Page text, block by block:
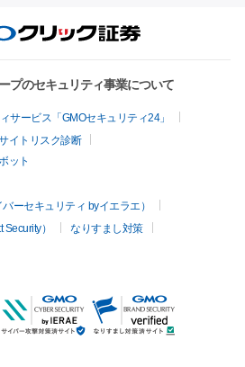
プのセキュリティ事業について
サービス「GMOセキュリティ24」
イトリスク診断
ット
ーセキュリティ byイエラエ）
）
なりすまし対策